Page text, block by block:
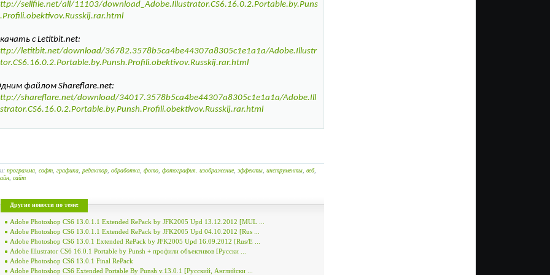
sellfile.net/all/11103/download_Adobe.Illustrator.CS6.16.0.2.Portable.by.Puns
с Letitbit.net:
letitbit.net/download/36782.3578b5ca4be44307a8305c1e1a1a/Adobe.Illustr
файлом Shareflare.net:
shareflare.net/download/34017.3578b5ca4be44307a8305c1e1a1a/Adobe.Ill
программа, софт, графика, редактор, обработка, фото, фотография. изображение, эффекты, инструменты, веб,
, сайт
Другие новости по теме:
Adobe Photoshop CS6 13.0.1.1 Extended RePack by JFK2005 Upd 13.12.2012 [MUL ...
Adobe Photoshop CS6 13.0.1.1 Extended RePack by JFK2005 Upd 04.10.2012 [Rus ...
Adobe Photoshop CS6 13.0.1 Extended RePack by JFK2005 Upd 16.09.2012 [Rus/E ...
Adobe Illustrator CS6 16.0.1 Portable by Punsh + профили объективов [Русски ...
Adobe Photoshop CS6 13.0.1 Final RePack
Adobe Photoshop CS6 Extended Portable By Punsh v.13.0.1 [Русский, Английски ...